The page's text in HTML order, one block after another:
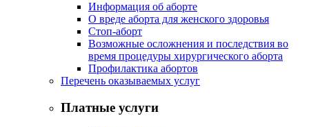
Информация об аборте
О вреде аборта для женского здоровья
Стоп-аборт
Возможные осложнения и последствия во
время процедуры хирургического аборта
Профилактика абортов
Перечень оказываемых услуг
Платные услуги